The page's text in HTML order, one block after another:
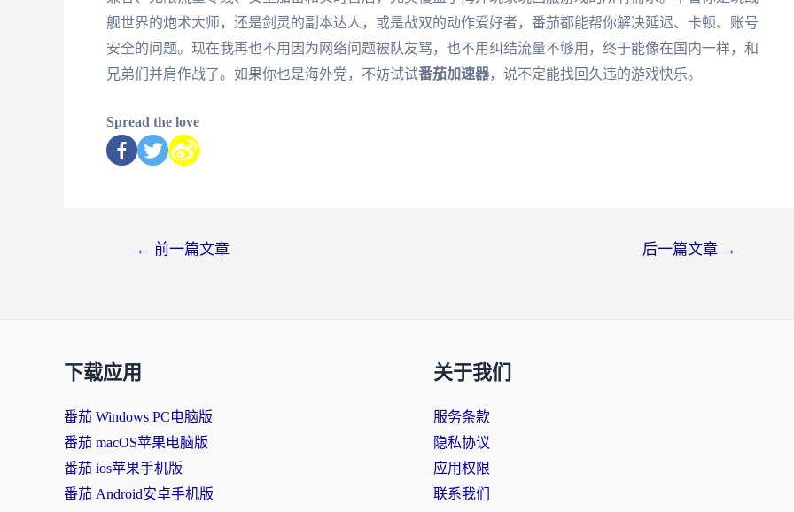
舰世界的炮术大师，还是剑灵的副本达人，或是战双的动作爱好者，番茄都能帮你解决延迟、卡顿、账号
安全的问题。现在我再也不用因为网络问题被队友骂，也不用纠结流量不够用，终于能像在国内一样，和
兄弟们并肩作战了。如果你也是海外党，不妨试试番茄加速器，说不定能找回久违的游戏快乐。
Spread the love
← 前一篇文章 后一篇文章 →
下载应用
番茄 Windows PC电脑版
番茄 macOS苹果电脑版
番茄 ios苹果手机版
番茄 Android安卓手机版
关于我们
服务条款
隐私协议
应用权限
联系我们